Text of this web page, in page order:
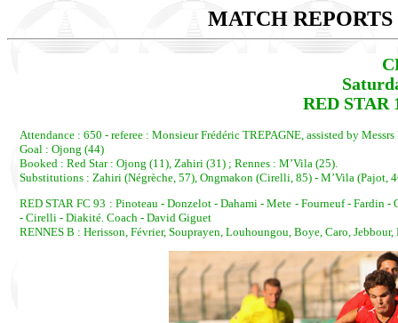
MATCH REPORTS
RED STAR
Attendance : 650 - referee : Monsieur Frédéric TREPAGNE, assisted by
Goal : Ojong (44)
Booked : Red Star : Ojong (11), Zahiri (31) ; Rennes : M’Vila (25).
Substitutions : Zahiri (Négrèche, 57), Ongmakon (Cirelli, 85) - M’Vila (Pajot,
RED STAR FC 93 : Pinoteau - Donzelot - Dahami - Mete - Fourneuf - Fardin
- Cirelli - Diakité. Coach - David Giguet
RENNES B : Herisson, Février, Souprayen, Louhoungou, Boye, Caro,